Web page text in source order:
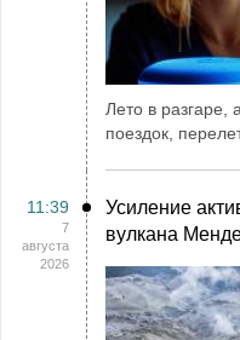
Лето в разгаре,
поездок,
11:39
7
августа
2026
Усиление
вулкана